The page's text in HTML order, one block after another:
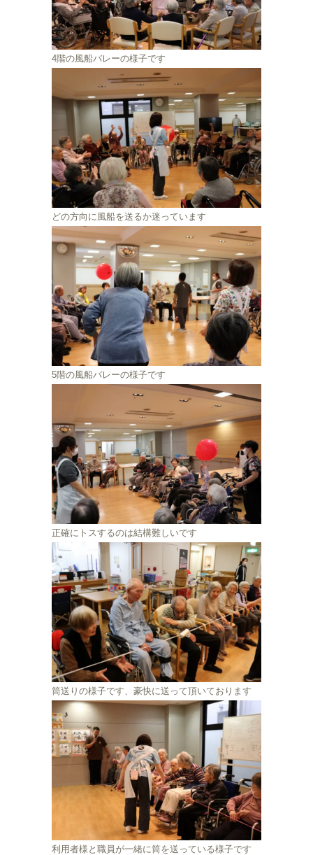
4階の風船バレーの様子です
どの方向に風船を送るか迷っています
5階の風船バレーの様子です
正確にトスするのは結構難しいです
筒送りの様子です、豪快に送って頂いております
利用者様と職員が一緒に筒を送っている様子です